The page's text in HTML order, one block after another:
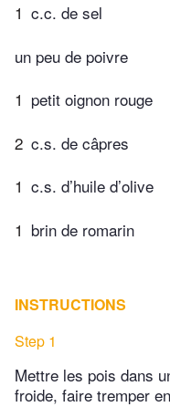
1 c.c. de sel
un peu de poivre
1 petit oignon rouge
2 c.s. de câpres
1 c.s. d’huile d’olive
1 brin de romarin
INSTRUCTIONS
Step 1
Mettre les pois dans
froide, faire tremper